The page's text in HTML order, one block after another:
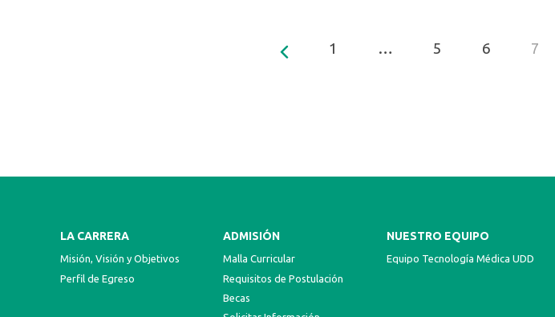
1 … 5 6 7
LA CARRERA
Misión, Visión y Objetivos
Perfil de Egreso
ADMISIÓN
Malla Curricular
Requisitos de Postulación
Becas
NUESTRO EQUIPO
Equipo Tecnología Médica UDD